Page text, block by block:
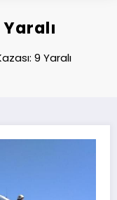
9 Yaralı